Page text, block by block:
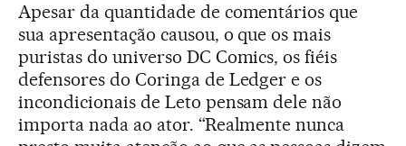
Apesar da quantidade de comentários que
sua apresentação causou, o que os mais
puristas do universo DC Comics, os fiéis
defensores do Coringa de Ledger e os
incondicionais de Leto pensam dele não
importa nada ao ator. “Realmente nunca